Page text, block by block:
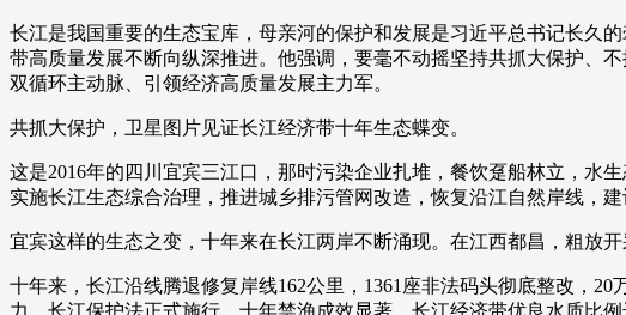
直播
长江是我国重要的生态宝库，母亲河的保护和发展是习近平总书记长久
带高质量发展不断向纵深推进。他强调，要毫不动摇坚持共抓大保护、
双循环主动脉、引领经济高质量发展主力军。
共抓大保护，卫星图片见证长江经济带十年生态蝶变。
这是2016年的四川宜宾三江口，那时污染企业扎堆，餐饮趸船林立，水
实施长江生态综合治理，推进城乡排污管网改造，恢复沿江自然岸线，
宜宾这样的生态之变，十年来在长江两岸不断涌现。在江西都昌，粗放
十年来，长江沿线腾退修复岸线162公里，1361座非法码头彻底整改，
力。长江保护法正式施行，十年禁渔成效显著。长江经济带优良水质比